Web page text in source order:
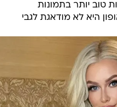
טוב יותר בתמונות
היא לא מודאגת לגבי